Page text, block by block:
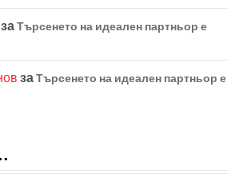
заТърсенето на идеален партньор е
заТърсенето на идеален партньор е